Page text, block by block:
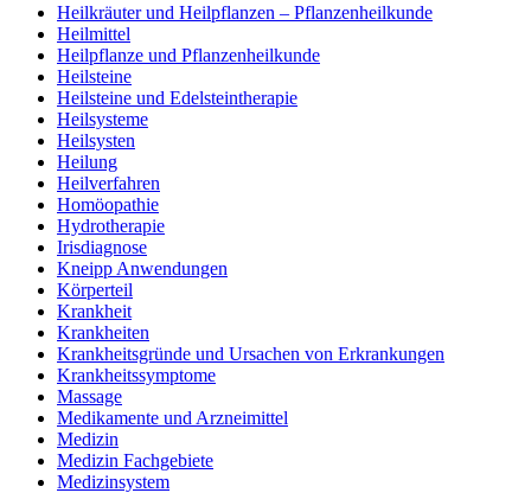
Heilkräuter und Heilpflanzen – Pflanzenheilkunde
Heilmittel
Heilpflanze und Pflanzenheilkunde
Heilsteine
Heilsteine und Edelsteintherapie
Heilsysteme
Heilsysten
Heilung
Heilverfahren
Homöopathie
Hydrotherapie
Irisdiagnose
Kneipp Anwendungen
Körperteil
Krankheit
Krankheiten
Krankheitsgründe und Ursachen von Erkrankungen
Krankheitssymptome
Massage
Medikamente und Arzneimittel
Medizin
Medizin Fachgebiete
Medizinsystem